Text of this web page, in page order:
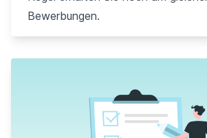
Bewerbungen.